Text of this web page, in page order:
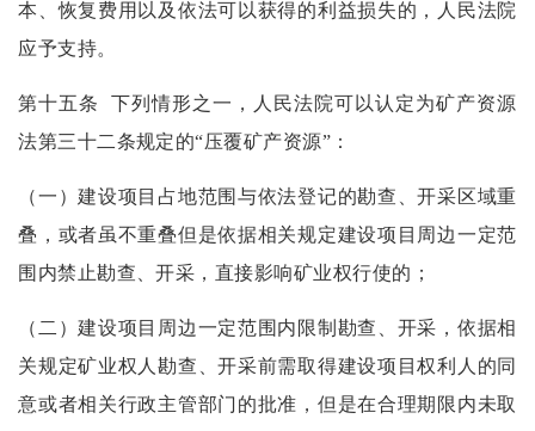
本、恢复费用以及依法可以获得的利益损失的，人民法院
应予支持。
第十五条
下列情形之一，人民法院可以认定为矿产资源
法第三十二条规定的“压覆矿产资源”：
（一）建设项目占地范围与依法登记的勘查、开采区域重
叠，或者虽不重叠但是依据相关规定建设项目周边一定范
围内禁止勘查、开采，直接影响矿业权行使的；
（二）建设项目周边一定范围内限制勘查、开采，依据相
关规定矿业权人勘查、开采前需取得建设项目权利人的同
意或者相关行政主管部门的批准，但是在合理期限内未取